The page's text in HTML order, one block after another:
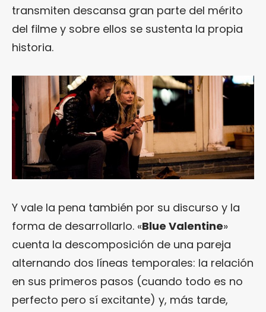
transmiten descansa gran parte del mérito
del filme y sobre ellos se sustenta la propia
historia.
Y vale la pena también por su discurso y la
forma de desarrollarlo. «Blue Valentine»
cuenta la descomposición de una pareja
alternando dos líneas temporales: la relación
en sus primeros pasos (cuando todo es no
perfecto pero sí excitante) y, más tarde,